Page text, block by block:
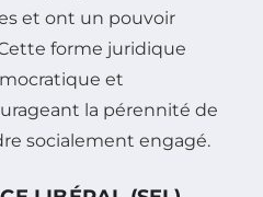
et ont un pouvoir
forme juridique
et
la pérennité de
socialement engagé.